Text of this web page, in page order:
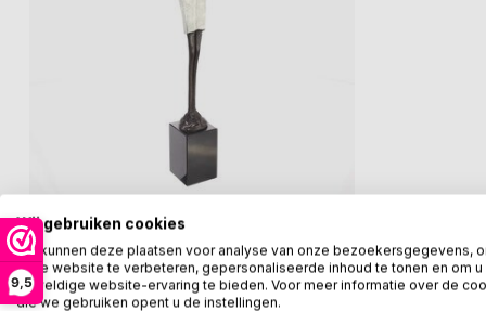
9,5
GER VAN TANKEREN
Beeld Art nouveau homme
Art nouveau homme sculptuur
Tin legering en hierna verbronsd.
Wij gebruiken cookies
We kunnen deze plaatsen voor analyse van onze bezoekersgegevens,
onze website te verbeteren, gepersonaliseerde inhoud te tonen en om u
geweldige website-ervaring te bieden. Voor meer informatie over de
die we gebruiken opent u de instellingen.